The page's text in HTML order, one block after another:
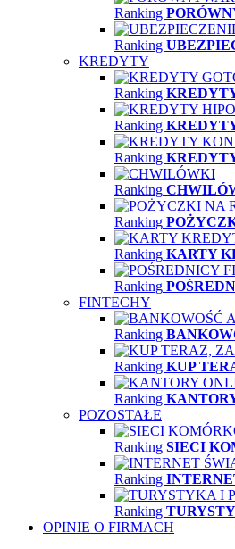
Ranking
Ranking
KREDYTY
Ranking
Ranking
Ranking
Ranking
Ranking
Ranking KARTY
Ranking
FINTECHY
Ranking
Ranking KUP
Ranking
POZOSTAŁE
Ranking SIECI
Ranking
Ranking
OPINIE O FIRMACH